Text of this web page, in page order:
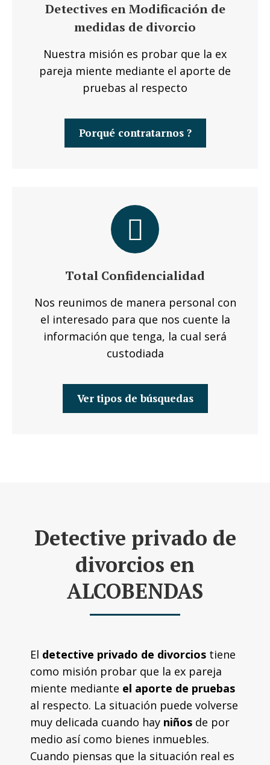
Detectives en Modificación de
medidas de divorcio
Nuestra misión es probar que la ex
pareja miente mediante el aporte de
pruebas al respecto
Porqué contratarnos ?
Total Confidencialidad
Nos reunimos de manera personal con
el interesado para que nos cuente la
información que tenga, la cual será
custodiada
Ver tipos de búsquedas
Detective privado de
divorcios en
ALCOBENDAS
El detective privado de divorcios tiene
como misión probar que la ex pareja
miente mediante el aporte de pruebas
al respecto. La situación puede volverse
muy delicada cuando hay niños de por
medio así como bienes inmuebles.
Cuando piensas que la situación real es